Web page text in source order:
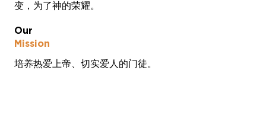
变，为了神的荣耀。
Our
Mission
培养热爱上帝、切实爱人的门徒。